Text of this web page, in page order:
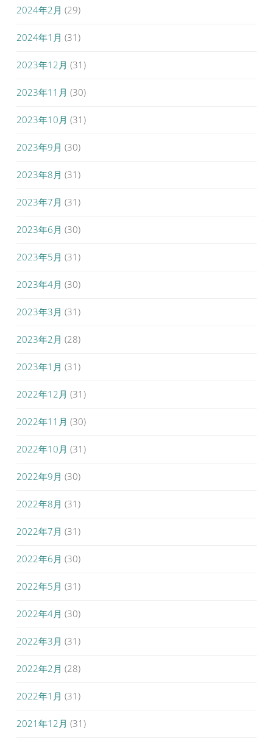
2024年2月 (29)
2024年1月 (31)
2023年12月 (31)
2023年11月 (30)
2023年10月 (31)
2023年9月 (30)
2023年8月 (31)
2023年7月 (31)
2023年6月 (30)
2023年5月 (31)
2023年4月 (30)
2023年3月 (31)
2023年2月 (28)
2023年1月 (31)
2022年12月 (31)
2022年11月 (30)
2022年10月 (31)
2022年9月 (30)
2022年8月 (31)
2022年7月 (31)
2022年6月 (30)
2022年5月 (31)
2022年4月 (30)
2022年3月 (31)
2022年2月 (28)
2022年1月 (31)
2021年12月 (31)